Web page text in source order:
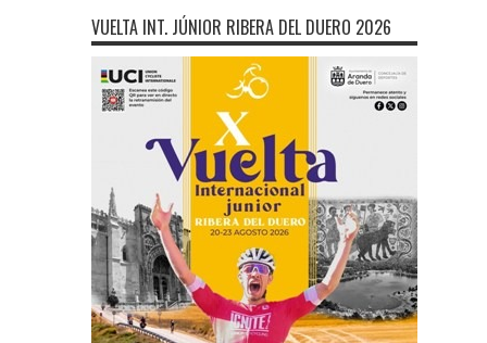
VUELTA INT. JÚNIOR RIBERA DEL DUERO 2026